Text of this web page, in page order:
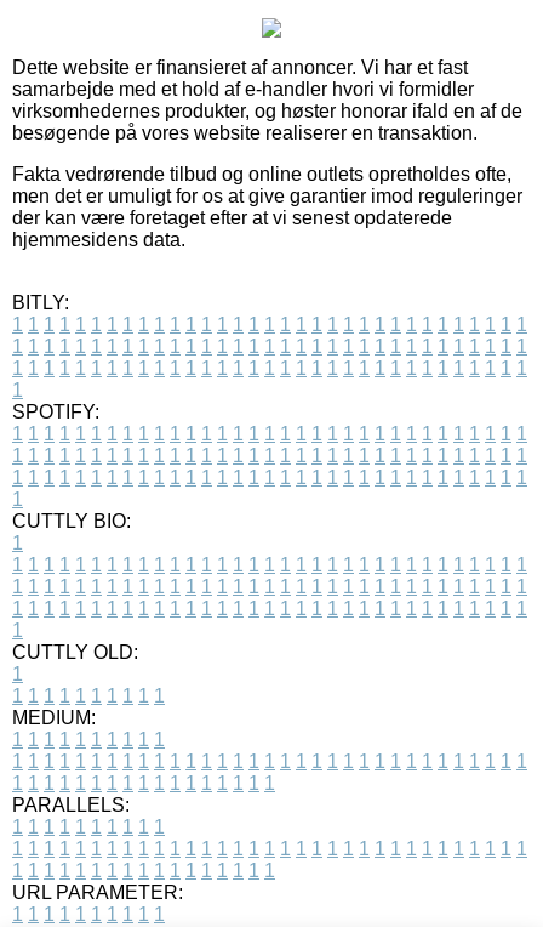
Dette website er finansieret af annoncer. Vi har et fast
samarbejde med et hold af e-handler hvori vi formidler
virksomhedernes produkter, og høster honorar ifald en af de
besøgende på vores website realiserer en transaktion.
Fakta vedrørende tilbud og online outlets opretholdes ofte,
men det er umuligt for os at give garantier imod reguleringer
der kan være foretaget efter at vi senest opdaterede
hjemmesidens data.
BITLY:
1 1 1 1 1 1 1 1 1 1 1 1 1 1 1 1 1 1 1 1 1 1 1 1 1 1 1 1 1 1 1 1 1
1 1 1 1 1 1 1 1 1 1 1 1 1 1 1 1 1 1 1 1 1 1 1 1 1 1 1 1 1 1 1 1 1
1 1 1 1 1 1 1 1 1 1 1 1 1 1 1 1 1 1 1 1 1 1 1 1 1 1 1 1 1 1 1 1 1
1
SPOTIFY:
1 1 1 1 1 1 1 1 1 1 1 1 1 1 1 1 1 1 1 1 1 1 1 1 1 1 1 1 1 1 1 1 1
1 1 1 1 1 1 1 1 1 1 1 1 1 1 1 1 1 1 1 1 1 1 1 1 1 1 1 1 1 1 1 1 1
1 1 1 1 1 1 1 1 1 1 1 1 1 1 1 1 1 1 1 1 1 1 1 1 1 1 1 1 1 1 1 1 1
1
CUTTLY BIO:
1
1 1 1 1 1 1 1 1 1 1 1 1 1 1 1 1 1 1 1 1 1 1 1 1 1 1 1 1 1 1 1 1 1
1 1 1 1 1 1 1 1 1 1 1 1 1 1 1 1 1 1 1 1 1 1 1 1 1 1 1 1 1 1 1 1 1
1 1 1 1 1 1 1 1 1 1 1 1 1 1 1 1 1 1 1 1 1 1 1 1 1 1 1 1 1 1 1 1 1
1
CUTTLY OLD:
1
1 1 1 1 1 1 1 1 1 1
MEDIUM:
1 1 1 1 1 1 1 1 1 1
1 1 1 1 1 1 1 1 1 1 1 1 1 1 1 1 1 1 1 1 1 1 1 1 1 1 1 1 1 1 1 1 1
1 1 1 1 1 1 1 1 1 1 1 1 1 1 1 1 1
PARALLELS:
1 1 1 1 1 1 1 1 1 1
1 1 1 1 1 1 1 1 1 1 1 1 1 1 1 1 1 1 1 1 1 1 1 1 1 1 1 1 1 1 1 1 1
1 1 1 1 1 1 1 1 1 1 1 1 1 1 1 1 1
URL PARAMETER:
1 1 1 1 1 1 1 1 1 1